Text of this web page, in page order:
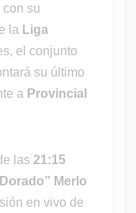
con su
la Liga
el conjunto
su último
a Provincial
las 21:15
Merlo
en vivo de